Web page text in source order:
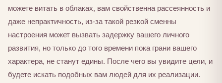
можете витать в облаках, вам свойственна рассеянность и
даже непрактичность, из-за такой резкой сменны
настроения может вызвать задержку вашего личного
развития, но только до того времени пока грани вашего
характера, не станут едины. После чего вы увидите цели, и
будете искать подобных вам людей для их реализации.